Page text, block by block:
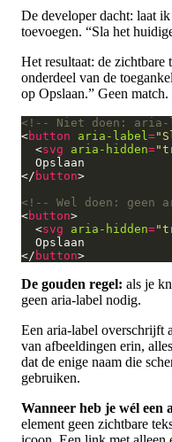
De developer dacht: laat
toevoegen. “Sla het
Het resultaat: de zichtbare
onderdeel van de
op Opslaan.” Geen match.
<!-- Niet doen: aria-
<button aria-label=
  <
svg aria-hidden=
</ button
<!-- Wel doen: geen
<button
  <
svg aria-hidden=
</ button
De gouden regel: als je
geen aria-label nodig.
Een aria-label overschrijft
van afbeeldingen erin,
dat de enige naam die
gebruiken.
Wanneer heb je wél een
element geen zichtbare